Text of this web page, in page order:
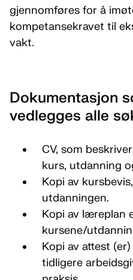
gjennomføres for å
kompetansekravet til
vakt.
Dokumentasjon
vedlegges alle
CV, som
kurs, utdanning
Kopi av
utdanningen.
Kopi av læreplan
kursene/
Kopi av attest
tidligere